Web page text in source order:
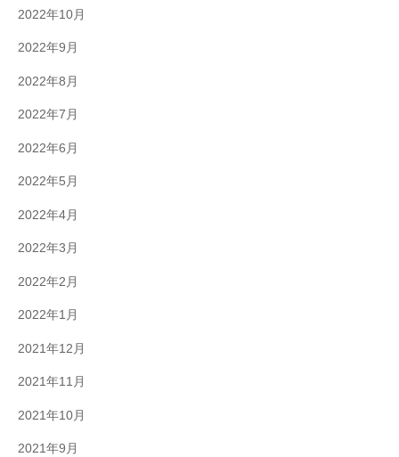
2022年10月
2022年9月
2022年8月
2022年7月
2022年6月
2022年5月
2022年4月
2022年3月
2022年2月
2022年1月
2021年12月
2021年11月
2021年10月
2021年9月